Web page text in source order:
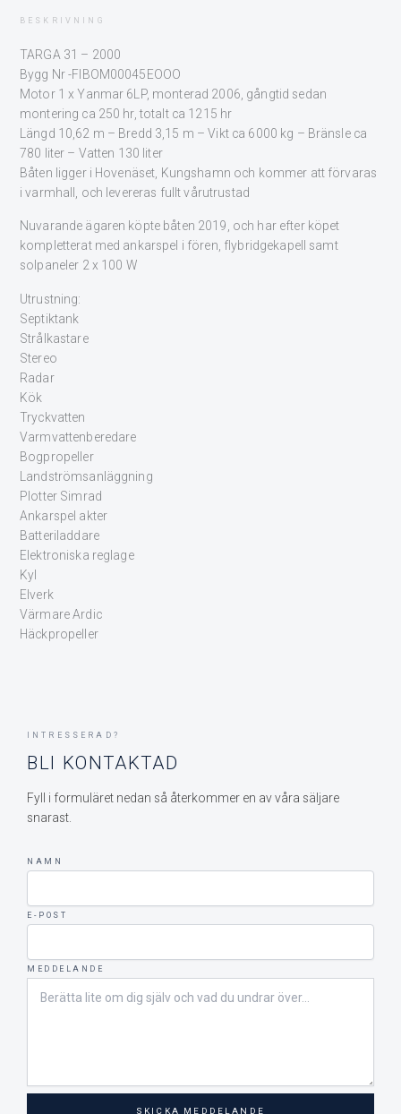
BESKRIVNING
TARGA 31 – 2000
Bygg Nr -FIBOM00045EOOO
Motor 1 x Yanmar 6LP, monterad 2006, gångtid sedan
montering ca 250 hr, totalt ca 1215 hr
Längd 10,62 m – Bredd 3,15 m – Vikt ca 6000 kg – Bränsle ca
780 liter – Vatten 130 liter
Båten ligger i Hovenäset, Kungshamn och kommer att förvaras
i varmhall, och levereras fullt vårutrustad
Nuvarande ägaren köpte båten 2019, och har efter köpet
kompletterat med ankarspel i fören, flybridgekapell samt
solpaneler 2 x 100 W
Utrustning:
Septiktank
Strålkastare
Stereo
Radar
Kök
Tryckvatten
Varmvattenberedare
Bogpropeller
Landströmsanläggning
Plotter Simrad
Ankarspel akter
Batteriladdare
Elektroniska reglage
Kyl
Elverk
Värmare Ardic
Häckpropeller
INTRESSERAD?
BLI KONTAKTAD
Fyll i formuläret nedan så återkommer en av våra säljare
snarast.
NAMN
E-POST
MEDDELANDE
SKICKA MEDDELANDE